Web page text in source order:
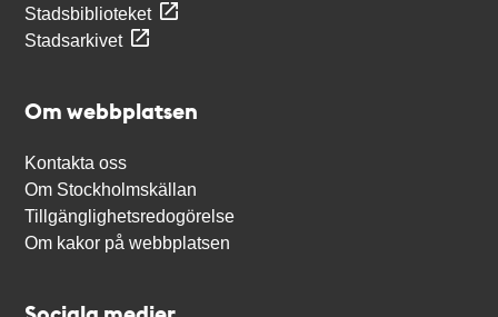
Stadsbiblioteket
Stadsarkivet
Om webbplatsen
Kontakta oss
Om Stockholmskällan
Tillgänglighetsredogörelse
Om kakor på webbplatsen